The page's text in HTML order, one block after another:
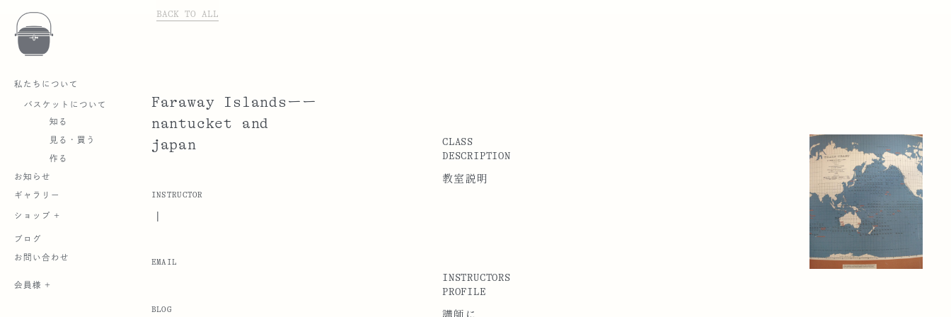
私たちについて
バスケットについて
知る
見る・買う
作る
お知らせ
ギャラリー
ショップ +
ブログ
お問い合わせ
会員様 +
BACK TO ALL
Faraway Islandsーー
nantucket and
japan
INSTRUCTOR
|
EMAIL
BLOG
CLASS
DESCRIPTION
教室説明
INSTRUCTORS
PROFILE